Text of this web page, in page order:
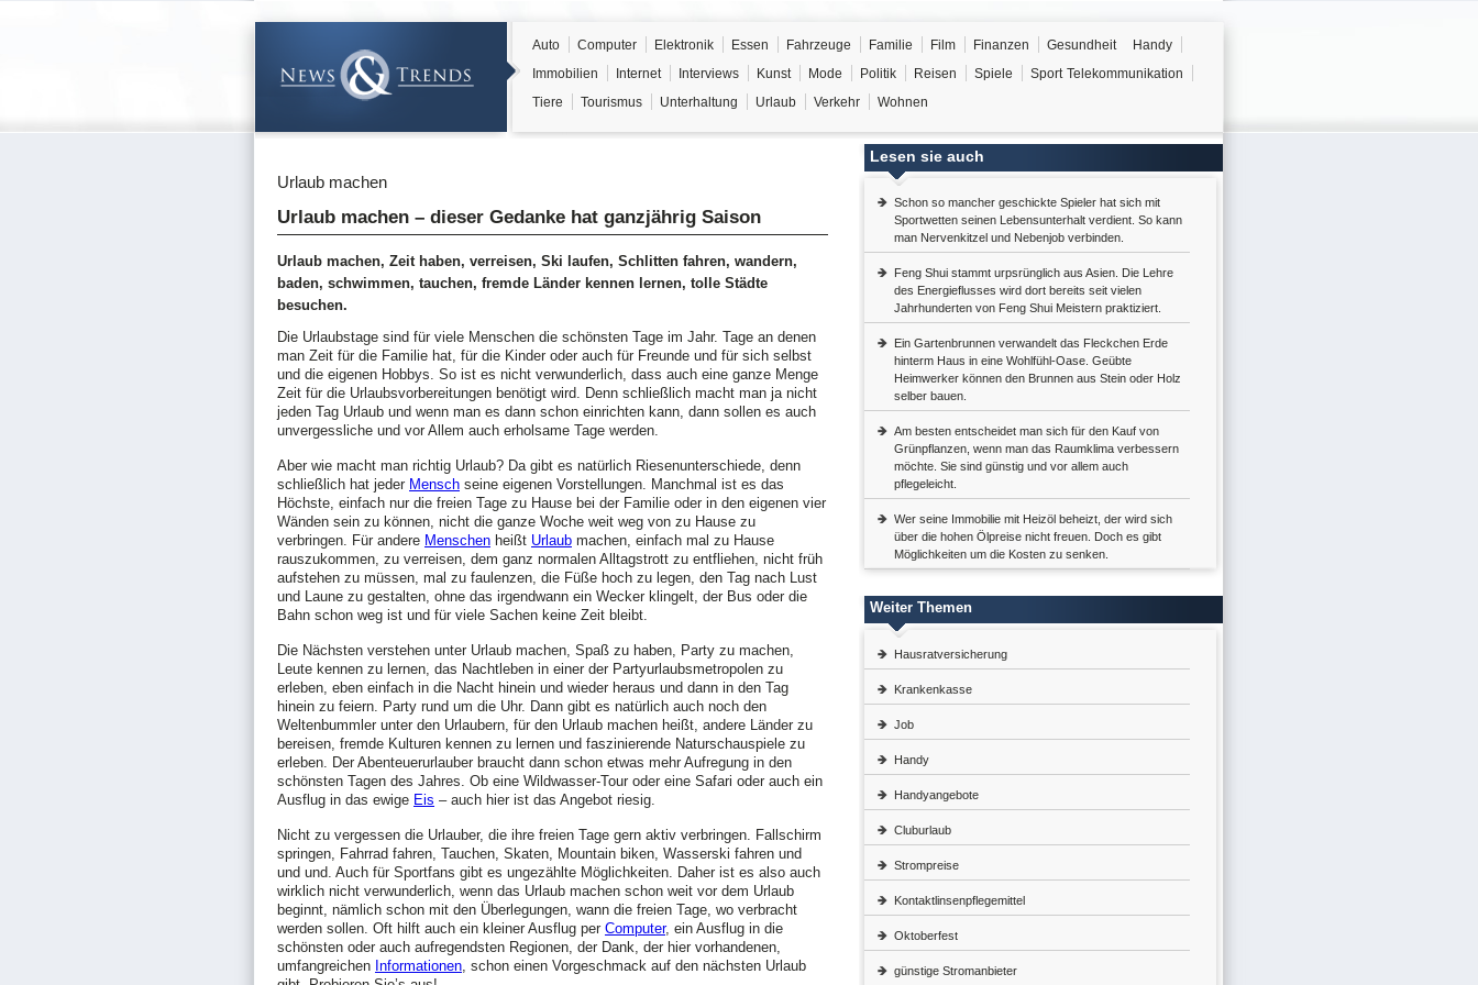
Auto Computer Elektronik Essen Fahrzeuge Familie Film Finanzen Gesundheit
Handy
Immobilien
Internet Interviews Kunst Mode Politik Reisen Spiele Sport Telekommunikation
Tiere
Tourismus Unterhaltung Urlaub Verkehr Wohnen
Urlaub machen
Urlaub machen – dieser Gedanke hat ganzjährig Saison
Urlaub machen, Zeit haben, verreisen, Ski laufen, Schlitten fahren, wandern,
baden, schwimmen, tauchen, fremde Länder kennen lernen, tolle Städte
besuchen.
Die Urlaubstage sind für viele Menschen die schönsten Tage im Jahr. Tage an denen
man Zeit für die Familie hat, für die Kinder oder auch für Freunde und für sich selbst
und die eigenen Hobbys. So ist es nicht verwunderlich, dass auch eine ganze Menge
Zeit für die Urlaubsvorbereitungen benötigt wird. Denn schließlich macht man ja nicht
jeden Tag Urlaub und wenn man es dann schon einrichten kann, dann sollen es auch
unvergessliche und vor Allem auch erholsame Tage werden.
Aber wie macht man richtig Urlaub? Da gibt es natürlich Riesenunterschiede, denn
schließlich hat jeder Mensch seine eigenen Vorstellungen. Manchmal ist es das
Höchste, einfach nur die freien Tage zu Hause bei der Familie oder in den eigenen vier
Wänden sein zu können, nicht die ganze Woche weit weg von zu Hause zu
verbringen. Für andere Menschen heißt Urlaub machen, einfach mal zu Hause
rauszukommen, zu verreisen, dem ganz normalen Alltagstrott zu entfliehen, nicht früh
aufstehen zu müssen, mal zu faulenzen, die Füße hoch zu legen, den Tag nach Lust
und Laune zu gestalten, ohne das irgendwann ein Wecker klingelt, der Bus oder die
Bahn schon weg ist und für viele Sachen keine Zeit bleibt.
Die Nächsten verstehen unter Urlaub machen, Spaß zu haben, Party zu machen,
Leute kennen zu lernen, das Nachtleben in einer der Partyurlaubsmetropolen zu
erleben, eben einfach in die Nacht hinein und wieder heraus und dann in den Tag
hinein zu feiern. Party rund um die Uhr. Dann gibt es natürlich auch noch den
Weltenbummler unter den Urlaubern, für den Urlaub machen heißt, andere Länder zu
bereisen, fremde Kulturen kennen zu lernen und faszinierende Naturschauspiele zu
erleben. Der Abenteuerurlauber braucht dann schon etwas mehr Aufregung in den
schönsten Tagen des Jahres. Ob eine Wildwasser-Tour oder eine Safari oder auch ein
Ausflug in das ewige Eis – auch hier ist das Angebot riesig.
Nicht zu vergessen die Urlauber, die ihre freien Tage gern aktiv verbringen. Fallschirm
springen, Fahrrad fahren, Tauchen, Skaten, Mountain biken, Wasserski fahren und
und und. Auch für Sportfans gibt es ungezählte Möglichkeiten. Daher ist es also auch
wirklich nicht verwunderlich, wenn das Urlaub machen schon weit vor dem Urlaub
beginnt, nämlich schon mit den Überlegungen, wann die freien Tage, wo verbracht
werden sollen. Oft hilft auch ein kleiner Ausflug per Computer, ein Ausflug in die
schönsten oder auch aufregendsten Regionen, der Dank, der hier vorhandenen,
umfangreichen Informationen, schon einen Vorgeschmack auf den nächsten Urlaub
Lesen sie auch
Schon so mancher geschickte Spieler hat sich mit
Sportwetten seinen Lebensunterhalt verdient. So kann
man Nervenkitzel und Nebenjob verbinden.
Feng Shui stammt urpsrünglich aus Asien. Die Lehre
des Energieflusses wird dort bereits seit vielen
Jahrhunderten von Feng Shui Meistern praktiziert.
Ein Gartenbrunnen verwandelt das Fleckchen Erde
hinterm Haus in eine Wohlfühl-Oase. Geübte
Heimwerker können den Brunnen aus Stein oder Holz
selber bauen.
Am besten entscheidet man sich für den Kauf von
Grünpflanzen, wenn man das Raumklima verbessern
möchte. Sie sind günstig und vor allem auch
pflegeleicht.
Wer seine Immobilie mit Heizöl beheizt, der wird sich
über die hohen Ölpreise nicht freuen. Doch es gibt
Möglichkeiten um die Kosten zu senken.
Weiter Themen
Hausratversicherung
Krankenkasse
Job
Handy
Handyangebote
Cluburlaub
Strompreise
Kontaktlinsenpflegemittel
Oktoberfest
günstige Stromanbieter